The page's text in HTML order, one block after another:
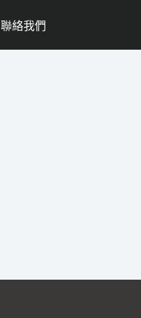
聯絡我們